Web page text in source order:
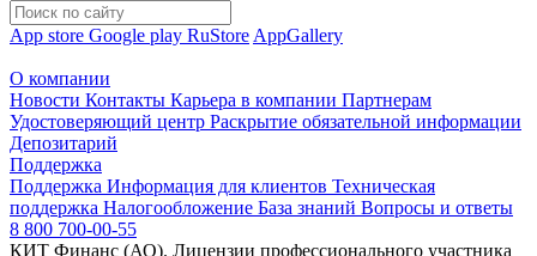
App store Google play RuStore AppGallery
О компании
Новости Контакты Карьера в компании Партнерам
Удостоверяющий центр Раскрытие обязательной информации
Депозитарий
Поддержка
Поддержка Информация для клиентов Техническая
поддержка Налогообложение База знаний Вопросы и ответы
8 800 700-00-55
КИТ Финанс (АО). Лицензии профессионального участника